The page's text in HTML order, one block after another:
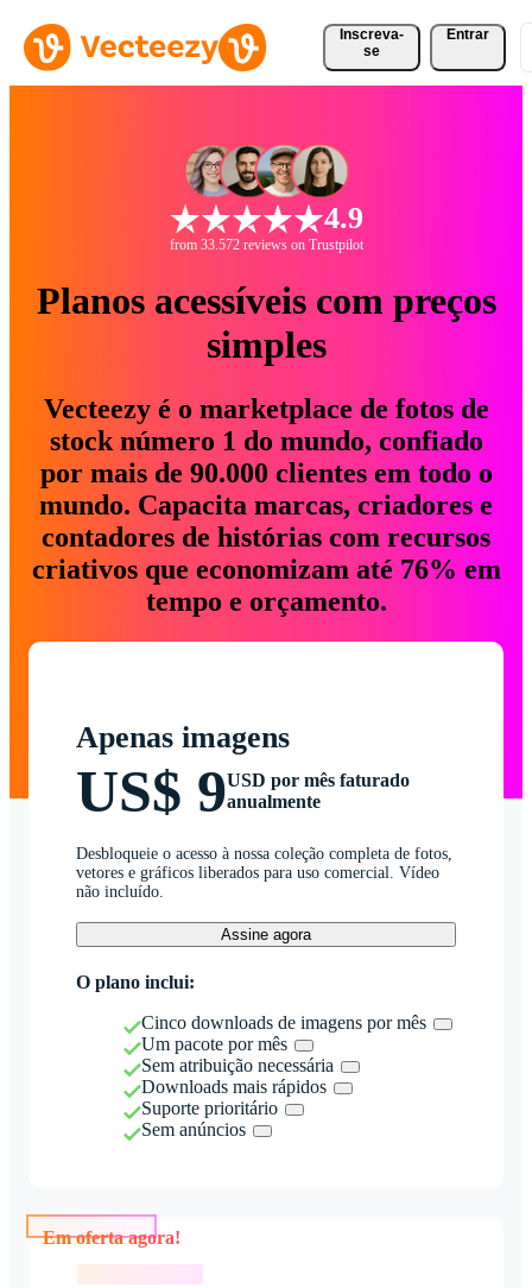
Inscreva-
se
Entrar
4.9
from 33.572 reviews on Trustpilot
Planos acessíveis com preços
simples
Vecteezy é o marketplace de fotos de
stock número 1 do mundo, confiado
por mais de 90.000 clientes em todo o
mundo. Capacita marcas, criadores e
contadores de histórias com recursos
criativos que economizam até 76% em
tempo e orçamento.
Apenas imagens
US$ 9USD por mês faturado
anualmente
Desbloqueie o acesso à nossa coleção completa de fotos,
vetores e gráficos liberados para uso comercial. Vídeo
não incluído.
Assine agora
O plano inclui:
Cinco downloads de imagens por mês
Um pacote por mês
Sem atribuição necessária
Downloads mais rápidos
Suporte prioritário
Sem anúncios